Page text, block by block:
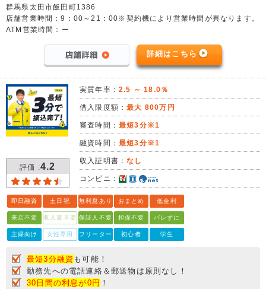
群馬県太田市飯田町1386
店舗営業時間：9：00～21：00※契約機により営業時間が異なります。
ATM営業時間：ー
詳細はこちら
評価 :4.2
実質年率： 2.5 ～ 18.0％
借入限度額：最大 800万円
審査時間： 最短3分※1
融資時間： 最短3分※1
収入証明書：なし
コンビニ：
即日融資 土日祝 無利息あり おまとめ 低金利
来店不要 収入書不要 保証人不要 担保不要 バレずに
主婦向け 女性専用 フリーター 初心者 学生
最短3分融資 も可能！
勤務先への電話連絡＆郵送物は原則なし！
30日間の利息が0円 ！